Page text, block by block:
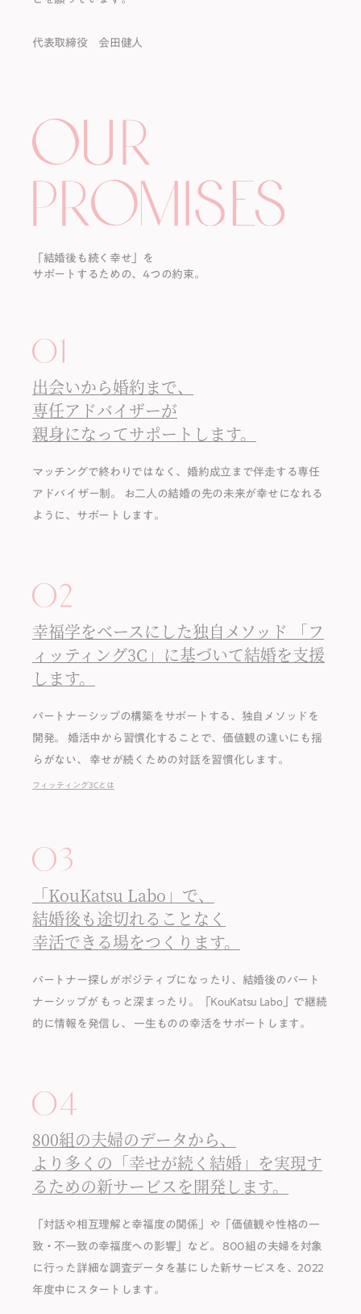
代表取締役 会田健人
「結婚後も続く幸せ」を
サポートするための、4つの約束。
出会いから婚約まで、
専任アドバイザーが
親身になってサポートします。
マッチングで終わりではなく、婚約成⽴まで伴⾛する専任
アドバイザー制。
お二人の結婚の先の未来が幸せになれる
ように、サポートします。
幸福学をベースにした独⾃メソッド
「フ
ィッティング3C」に基づいて結婚を⽀援
します。
パートナーシップの構築をサポートする、独⾃メソッドを
開発。
婚活中から習慣化することで、価値観の違いにも揺
らがない、
幸せが続くための対話を習慣化します。
フィッティング3Cとは
「KouKatsu Labo」で、
結婚後も途切れることなく
幸活できる場をつくります。
パートナー探しがポジティブになったり、結婚後のパート
ナーシップが もっと深まったり。「KouKatsu Labo」で継続
的に情報を発信し、
⼀⽣ものの幸活をサポートします。
800組の夫婦のデータから、
より多くの「幸せが続く結婚」を実現す
るための新サービスを開発します。
「対話や相互理解と幸福度の関係」や「価値観や性格の⼀
致・不一致の幸福度への影響」など。 800組の夫婦を対象
に⾏った詳細な調査データを基にした新サービスを、2022
年度中にスタートします。